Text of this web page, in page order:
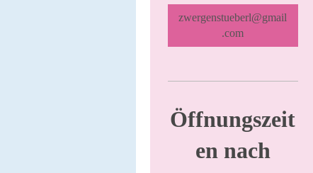
zwergenstueberl@gmail
.com
Öffnungszeit
en nach